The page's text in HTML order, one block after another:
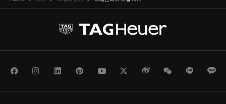
FacebookInstagram
LinkedInPinterestYoutubeTwitterWeiboWeChatLine